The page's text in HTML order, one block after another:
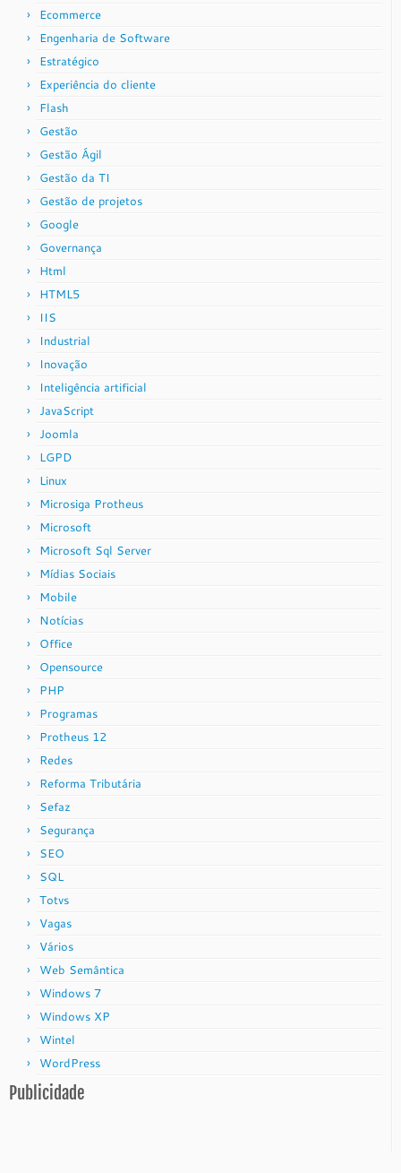
Ecommerce
Engenharia de Software
Estratégico
Experiência do cliente
Flash
Gestão
Gestão Ágil
Gestão da TI
Gestão de projetos
Google
Governança
Html
HTML5
IIS
Industrial
Inovação
Inteligência artificial
JavaScript
Joomla
LGPD
Linux
Microsiga Protheus
Microsoft
Microsoft Sql Server
Mídias Sociais
Mobile
Notícias
Office
Opensource
PHP
Programas
Protheus 12
Redes
Reforma Tributária
Sefaz
Segurança
SEO
SQL
Totvs
Vagas
Vários
Web Semântica
Windows 7
Windows XP
Wintel
WordPress
Publicidade